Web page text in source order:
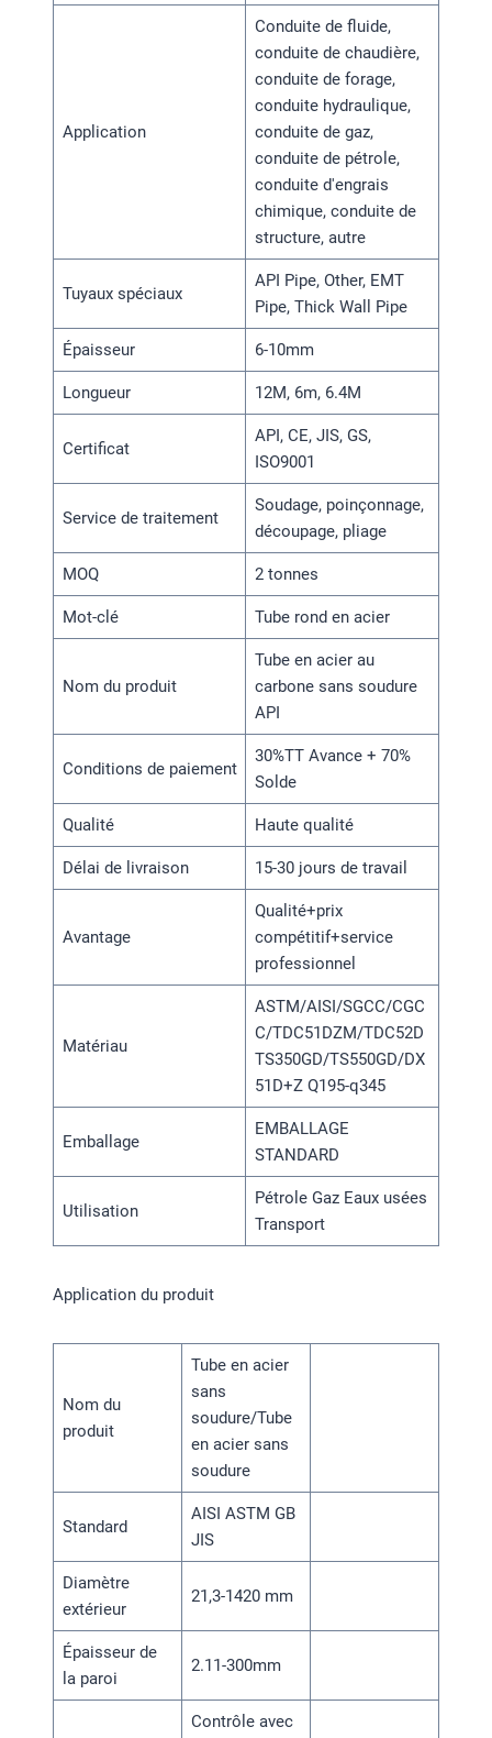
Application
Conduite de fluide,
conduite de chaudière,
conduite de forage,
conduite hydraulique,
conduite de gaz,
conduite de pétrole,
conduite d'engrais
chimique, conduite de
structure, autre
Tuyaux spéciaux
API Pipe, Other, EMT
Pipe, Thick Wall Pipe
Épaisseur 6-10mm
Longueur 12M, 6m, 6.4M
Certificat
API, CE, JIS, GS,
ISO9001
Service de traitement
Soudage, poinçonnage,
découpage, pliage
MOQ 2 tonnes
Mot-clé Tube rond en acier
Nom du produit
Tube en acier au
carbone sans soudure
API
Conditions de paiement
30%TT Avance + 70%
Solde
Qualité Haute qualité
Délai de livraison 15-30 jours de travail
Avantage
Qualité+prix
compétitif+service
professionnel
Matériau
ASTM/AISI/SGCC/CGC
C/TDC51DZM/TDC52D
TS350GD/TS550GD/DX
51D+Z Q195-q345
Emballage
EMBALLAGE
STANDARD
Utilisation
Pétrole Gaz Eaux usées
Transport
Application du produit
Nom du
produit
Tube en acier
sans
soudure/Tube
en acier sans
soudure
Standard
AISI ASTM GB
JIS
Diamètre
extérieur
21,3-1420 mm
Épaisseur de
la paroi
2.11-300mm
Contrôle avec